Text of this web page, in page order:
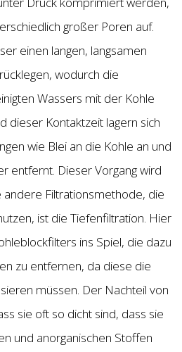
großer Poren auf.
einen langen, langsamen
wodurch die
Wassers mit der Kohle
dieser Kontaktzeit lagern sich
wie Blei an die Kohle an und
entfernt. Dieser Vorgang wird
andere Filtrationsmethode, die
ist die Tiefenfiltration. Hier
ins Spiel, die dazu
zu entfernen, da diese die
müssen. Der Nachteil von
sie oft so dicht sind, dass sie
und anorganischen Stoffen